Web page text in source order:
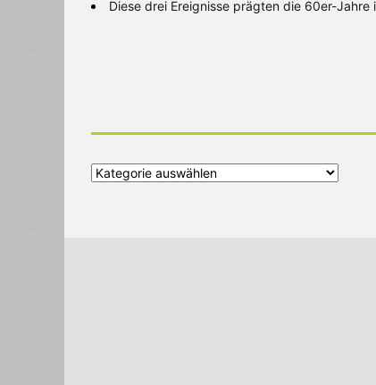
Diese drei Ereignisse prägten die 60er-Jahre
Alle